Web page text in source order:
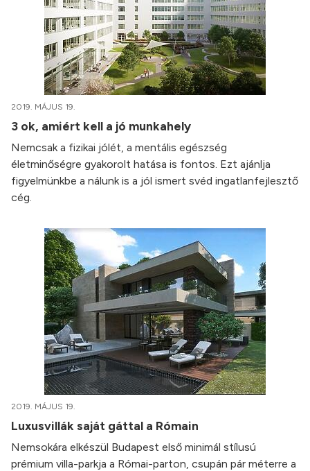
2019. MÁJUS 19.
3 ok, amiért kell a jó munkahely
Nemcsak a fizikai jólét, a mentális egészség
életminőségre gyakorolt hatása is fontos. Ezt ajánlja
figyelmünkbe a nálunk is a jól ismert svéd ingatlanfejlesztő
cég.
2019. MÁJUS 19.
Luxusvillák saját gáttal a Rómain
Nemsokára elkészül Budapest első minimál stílusú
prémium villa-parkja a Római-parton, csupán pár méterre a